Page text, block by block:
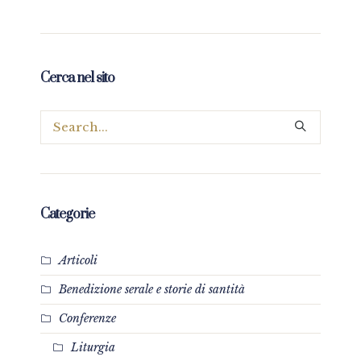
Cerca nel sito
Categorie
Articoli
Benedizione serale e storie di santità
Conferenze
Liturgia